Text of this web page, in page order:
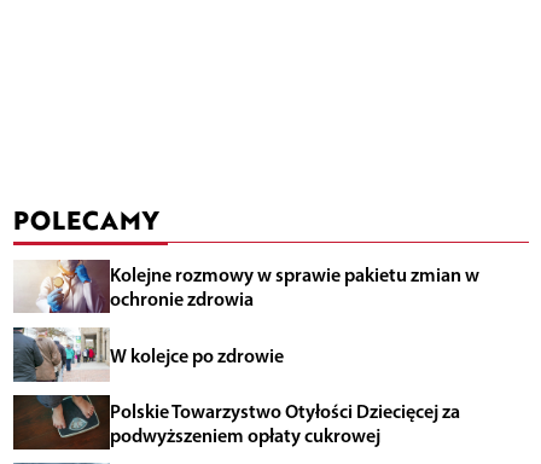
POLECAMY
Kolejne rozmowy w sprawie pakietu zmian w
ochronie zdrowia
W kolejce po zdrowie
Polskie Towarzystwo Otyłości Dziecięcej za
podwyższeniem opłaty cukrowej